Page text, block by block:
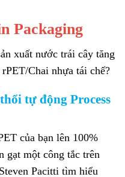
Packaging
xuất nước trái cây tăng
Chai nhựa tái chế?
tự động Process
của bạn lên 100%
gạt một công tắc trên
Pacitti tìm hiểu